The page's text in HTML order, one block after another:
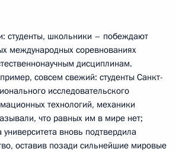
студенты, школьники – побеждают
международных соревнованиях
дисциплинам.
совсем свежий: студенты Санкт-
исследовательского
технологий, механики
что равных им в мире нет;
вновь подтвердила
оставив позади сильнейшие мировые